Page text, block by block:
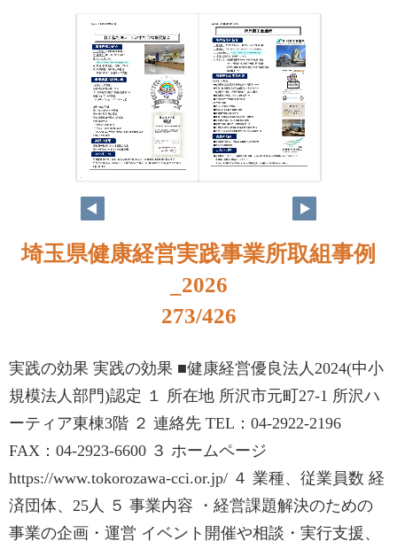
257
256
埼玉県健康経営実践事業所取組事例
_2026
273/426
実践の効果 実践の効果 ■健康経営優良法人2024(中小
規模法人部門)認定 １ 所在地 所沢市元町27-1 所沢ハ
ーティア東棟3階 ２ 連絡先 TEL：04-2922-2196
FAX：04-2923-6600 ３ ホームページ
https://www.tokorozawa-cci.or.jp/ ４ 業種、従業員数 経
済団体、25人 ５ 事業内容 ・経営課題解決のための
事業の企画・運営 イベント開催や相談・実行支援、